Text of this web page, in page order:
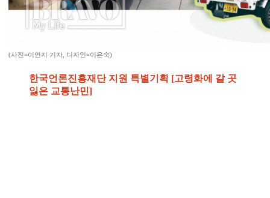
(사진=이연지 기자, 디자인=이은숙)
한국언론진흥재단 지원 특별기획 [고령화에 갈 곳
잃은 교통난민]